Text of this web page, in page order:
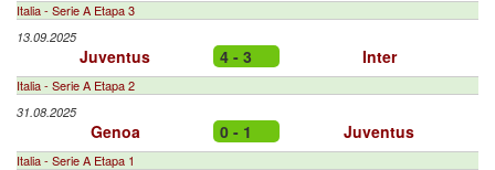
Italia - Serie A Etapa 3
13.09.2025
Juventus 4 - 3 Inter
Italia - Serie A Etapa 2
31.08.2025
Genoa 0 - 1 Juventus
Italia - Serie A Etapa 1